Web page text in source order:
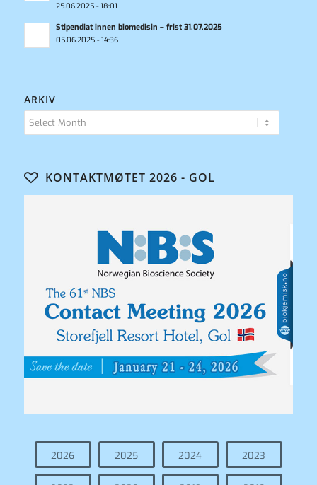
25.06.2025 - 18:01
Stipendiat innen biomedisin – frist 31.07.2025
05.06.2025 - 14:36
ARKIV
KONTAKTMØTET 2026 - GOL
2026 2025 2024 2023